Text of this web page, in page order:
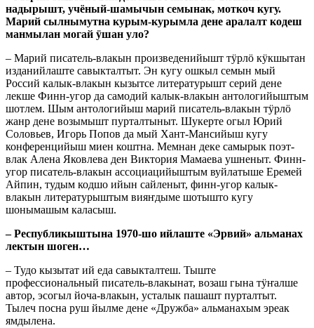
надырышт, учёный-шамычын семынак, моткоч кугу.
Марий сылнымутна курым-курымла дене аралалт кодеш
манмылан могай ӱшан уло?
– Марий писатель-влакын произведенийышт тӱрлӧ кӱкшытан
изданийлаште савыкталтыт. Эн кугу ошкыл семын мый
Россий калык-влакын кызытсе литературышт серий дене
лекше Финн-угор да самодий калык-влакын антологийыштым
шотлем. Шым антологийыш марий писатель-влакын тӱрлӧ
жанр дене возымышт пурталтыныт. Шукерте огыл Юрий
Соловьев, Игорь Попов да мый Хант-Мансийыш кугу
конференцийыш миен коштна. Мемнан деке самырык поэт-
влак Алена Яковлева ден Виктория Мамаева ушненыт. Финн-
угор писатель-влакын ассоциацийыштым вуйлатыше Еремей
Айпин, тудым кодшо ийын сайленыт, финн-угор калык-
влакын литературыштым вияҥдыме шотышто кугу
шонымашым каласыш.
– Республикыштына 1970-шо ийлаште «Эрвий» альманах
лектын шоген…
– Тудо кызытат ий еда савыкталтеш. Тыште
профессиональный писатель-влакынат, возаш гына тӱҥалше
автор, эсогыл йоча-влакын, усталык пашашт пурталтыт.
Тылеч посна руш йылме дене «Дружба» альманахым эреак
ямдылена.